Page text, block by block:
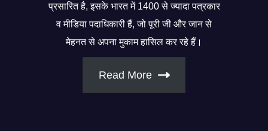
प्रसारित है, इसके भारत में 1400 से ज्यादा पत्रकार
व मीडिया पदाधिकारी हैं, जो पूरी जी और जान से
मेहनत से अपना मुकाम हासिल कर रहे हैं।
Read More